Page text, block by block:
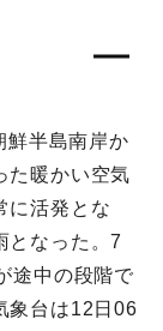
鮮半島南岸か
た暖かい空気
に活発とな
となった。7
途中の段階で
象台は12日06